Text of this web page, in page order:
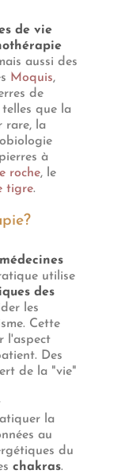
de vie
aussi des
Moquis,
de
que la
rare, la
à
roche, le
tigre.
médecines
utilise
des
les
Cette
l'aspect
Des
de la "vie"
la
au
du
chakras.